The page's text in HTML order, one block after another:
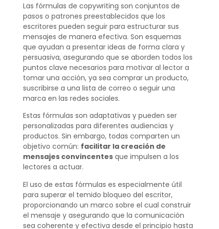
Las fórmulas de copywriting son conjuntos de
pasos o patrones preestablecidos que los
escritores pueden seguir para estructurar sus
mensajes de manera efectiva. Son esquemas
que ayudan a presentar ideas de forma clara y
persuasiva, asegurando que se aborden todos los
puntos clave necesarios para motivar al lector a
tomar una acción, ya sea comprar un producto,
suscribirse a una lista de correo o seguir una
marca en las redes sociales.
Estas fórmulas son adaptativas y pueden ser
personalizadas para diferentes audiencias y
productos. Sin embargo, todas comparten un
objetivo común: facilitar la creación de
mensajes convincentesque impulsen a los
lectores a actuar.
El uso de estas fórmulas es especialmente útil
para superar el temido bloqueo del escritor,
proporcionando un marco sobre el cual construir
el mensaje y asegurando que la comunicación
sea coherente y efectiva desde el principio hasta